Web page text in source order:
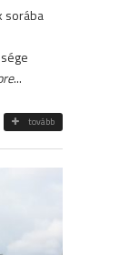
sorába
...
tovább